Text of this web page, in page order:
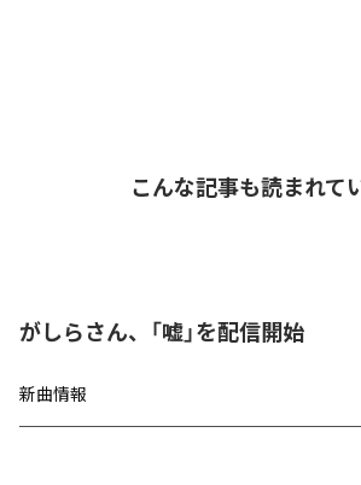
こんな記事も読まれて
がしらさん、「嘘」を配信開始
新曲情報